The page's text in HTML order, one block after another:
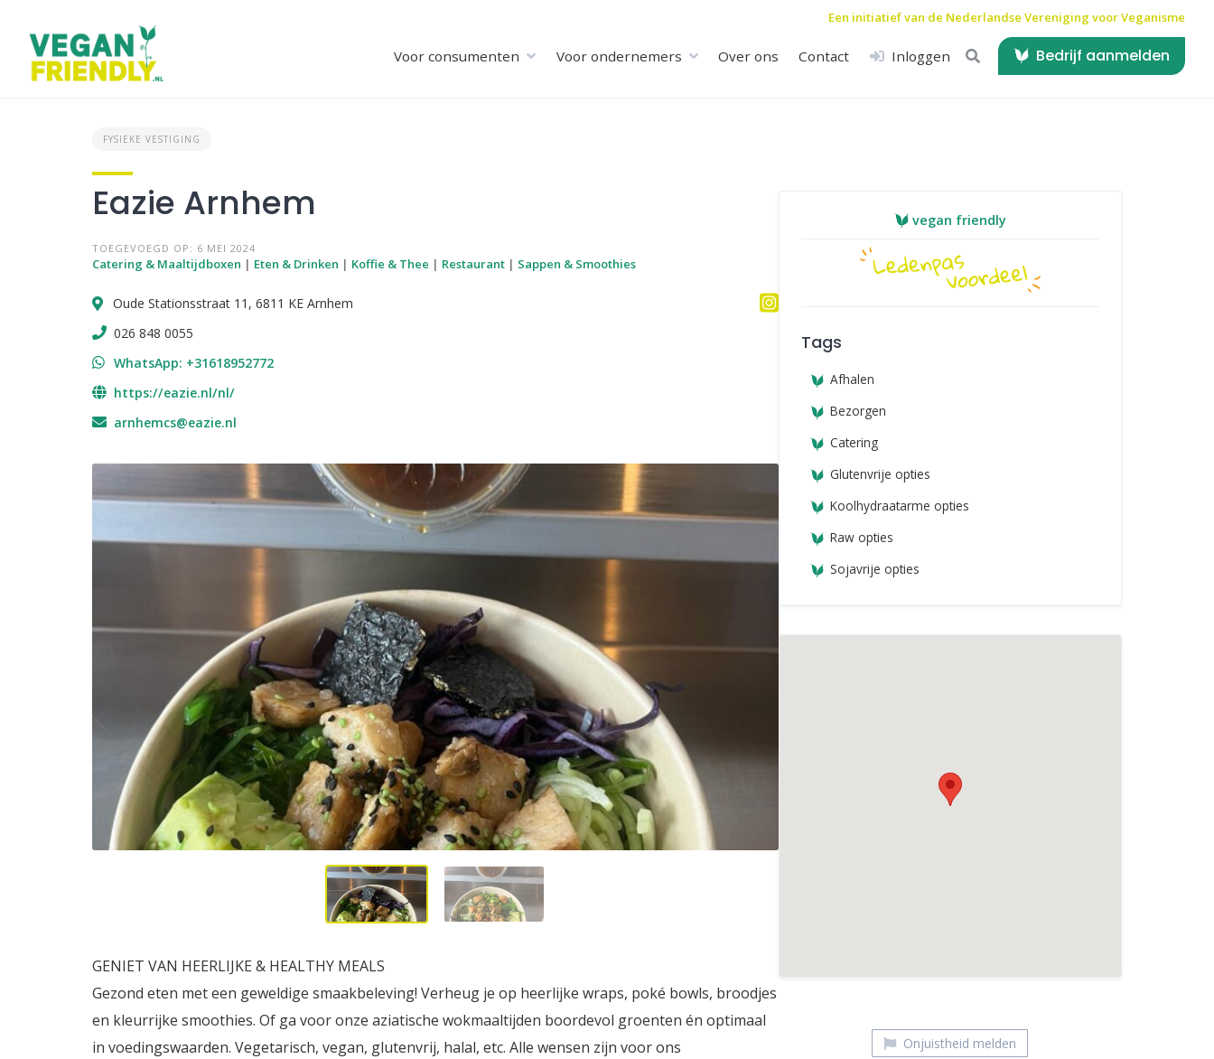
Een initiatief van de Nederlandse Vereniging voor Veganisme
content
Voor consumenten Voor ondernemers Over ons Contact Inloggen Bedrijf aanmelden
FYSIEKE VESTIGING
Eazie Arnhem
TOEGEVOEGD OP: 6 MEI 2024
Catering & Maaltijdboxen | Eten & Drinken | Koffie & Thee | Restaurant | Sappen & Smoothies
Oude Stationsstraat 11, 6811 KE Arnhem
026 848 0055
WhatsApp: +31618952772
https://eazie.nl/nl/
arnhemcs@eazie.nl
GENIET VAN HEERLIJKE & HEALTHY MEALS
Gezond eten met een geweldige smaakbeleving! Verheug je op heerlijke wraps, poké bowls, broodjes
en kleurrijke smoothies. Of ga voor onze aziatische wokmaaltijden boordevol groenten én optimaal
in voedingswaarden. Vegetarisch, vegan, glutenvrij, halal, etc. Alle wensen zijn voor ons
vegan friendly
Tags
Afhalen
Bezorgen
Catering
Glutenvrije opties
Koolhydraatarme opties
Raw opties
Sojavrije opties
Onjuistheid melden